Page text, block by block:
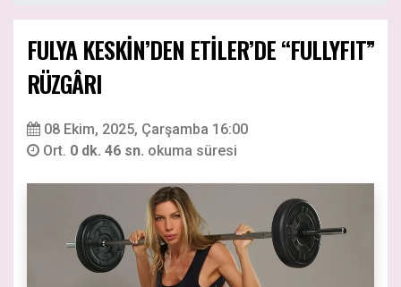
FULYA KESKİN’DEN ETİLER’DE “FULLYFIT”
RÜZGÂRI
08 Ekim, 2025, Çarşamba 16:00
Ort. 0 dk. 46 sn. okuma süresi